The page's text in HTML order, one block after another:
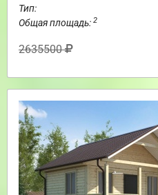
Тип:
Общая площадь: 2
2635500